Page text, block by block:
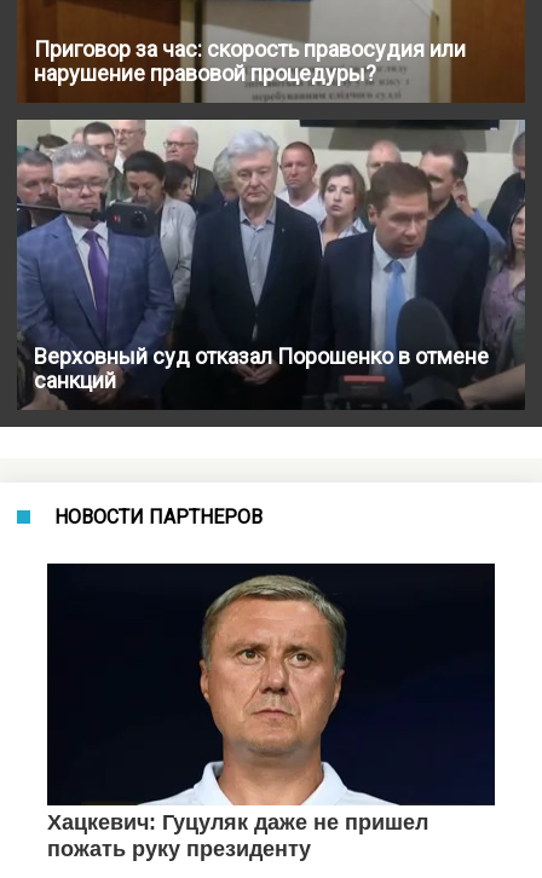
Приговор за час: скорость правосудия или
нарушение правовой процедуры?
Верховный суд отказал Порошенко в отмене
санкций
НОВОСТИ ПАРТНЕРОВ